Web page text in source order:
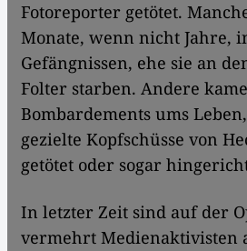
Fotoreporter getötet.
Monate, wenn nicht Jahre,
Gefängnissen, ehe sie an
Folter starben. Andere
Bombardements ums
gezielte Kopfschüsse von
getötet oder sogar
In letzter Zeit sind auf der
vermehrt Medienaktivisten